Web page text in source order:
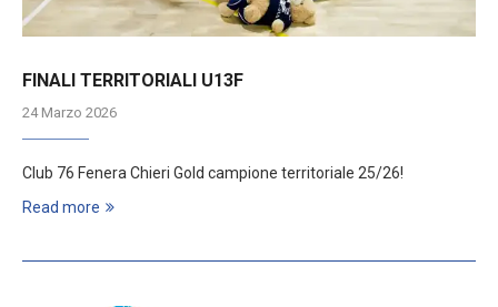
FINALI TERRITORIALI U13F
24 Marzo 2026
Club 76 Fenera Chieri Gold campione territoriale 25/26!
Read more